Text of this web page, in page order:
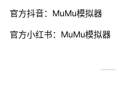
官方抖音：MuMu模拟器
官方小红书：MuMu模拟器